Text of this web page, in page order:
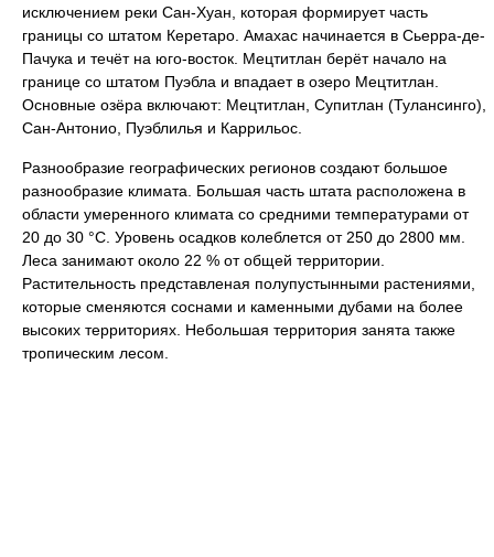
исключением реки Сан-Хуан, которая формирует часть
границы со штатом Керетаро. Амахас начинается в Сьерра-де-
Пачука и течёт на юго-восток. Мецтитлан берёт начало на
границе со штатом Пуэбла и впадает в озеро Мецтитлан.
Основные озёра включают: Мецтитлан, Супитлан (Тулансинго),
Сан-Антонио, Пуэблилья и Каррильос.
Разнообразие географических регионов создают большое
разнообразие климата. Большая часть штата расположена в
области умеренного климата со средними температурами от
20 до 30 °С. Уровень осадков колеблется от 250 до 2800 мм.
Леса занимают около 22 % от общей территории.
Растительность представленая полупустынными растениями,
которые сменяются соснами и каменными дубами на более
высоких территориях. Небольшая территория занята также
тропическим лесом.